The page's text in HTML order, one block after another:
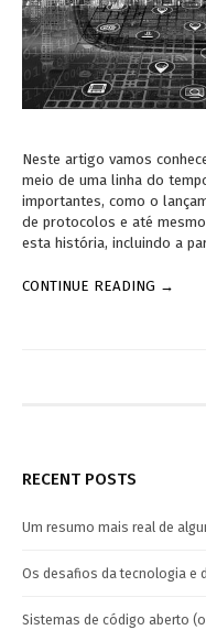
Neste artigo vamos
meio de uma linha do
importantes, como o
de protocolos e até
esta história, incluindo a
CONTINUE READING →
RECENT POSTS
Um resumo mais real de
Os desafios da tecnologia e
Sistemas de código aberto